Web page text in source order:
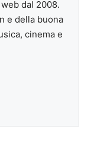
dal 2008.
e della buona
cinema e